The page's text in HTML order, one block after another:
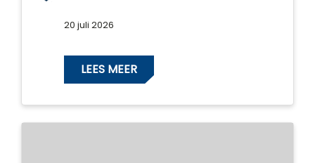
20 juli 2026
LEES MEER